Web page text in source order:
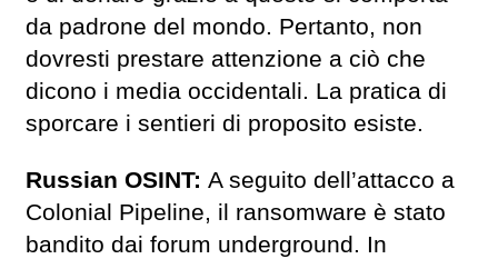
da padrone del mondo. Pertanto, non
dovresti prestare attenzione a ciò che
dicono i media occidentali. La pratica di
sporcare i sentieri di proposito esiste.
Russian OSINT: A seguito dell’attacco a
Colonial Pipeline, il ransomware è stato
bandito dai forum underground. In